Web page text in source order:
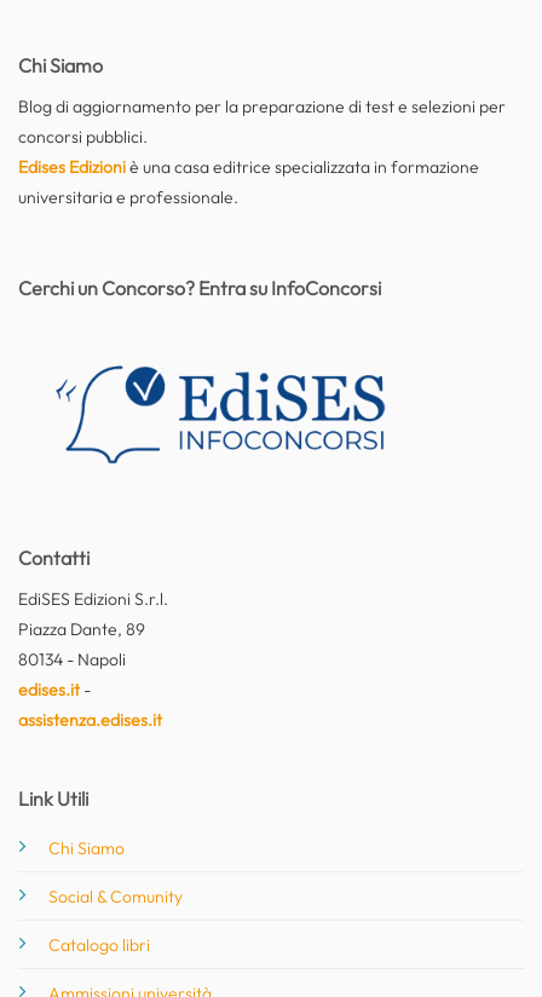
Chi Siamo
Blog di aggiornamento per la preparazione di test e selezioni per
concorsi pubblici.
Edises Edizioniè una casa editrice specializzata in formazione
universitaria e professionale.
Contatti
EdiSES Edizioni S.r.l.
Piazza Dante, 89
80134 - Napoli
edises.it-
assistenza.edises.it
Link Utili
Chi Siamo
Social & Comunity
Catalogo libri
Cerchi un Concorso? Entra su InfoConcorsi